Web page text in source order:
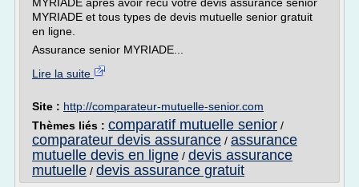
MYRIADE et tous types de devis mutuelle senior gratuit
en ligne.
Assurance senior MYRIADE...
Lire la suite
Site : http://comparateur-mutuelle-senior.com
Thèmes liés : comparatif mutuelle senior /
comparateur devis assurance / assurance
mutuelle devis en ligne / devis assurance
mutuelle / devis assurance gratuit